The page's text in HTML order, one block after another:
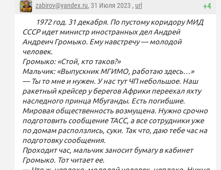
+4
zabirov@yandex.ru, 31 Июля 2023 , url
1972 год. 31 декабря. По пустому коридору МИД
СССР идет министр иностранных дел Андрей
Андреич Громыко. Ему навстречу — молодой
человек.
Громыко: «Стой, кто таков?»
Мальчик: «Выпускник МГИМО, работаю здесь…»
— Ты то мне и нужен. У нас тут ЧП небольшое. Наш
ракетный крейсер у берегов Африки переехал яхту
наследного принца Мбуганды. Есть погибшие.
Мировая общественность возмущена. Нужно срочно
подготовить сообщение ТАСС, а все сотрудники уже
по домам расползлись, суки. Так что, даю тебе час на
подготовку сообщения.
Проходит час, мальчик заносит бумагу в кабинет
Громыко. Тот читает ее.